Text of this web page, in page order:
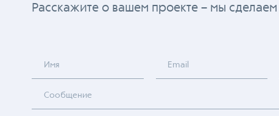
Расскажите о вашем проекте – мы
Имя Email
Сообщение